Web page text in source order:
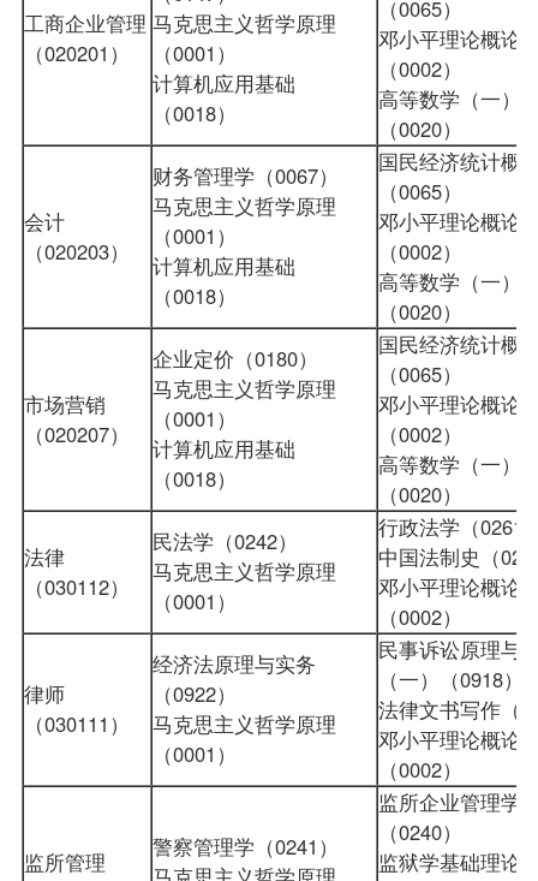
工商企业管理
（020201）
马克思主义哲学原理
（0001）
计算机应用基础
（0018）
（0065）
邓小平理论概论
（0002）
高等数学（一）
（0020）
会计
（020203）
财务管理学（0067）
马克思主义哲学原理
（0001）
计算机应用基础
（0018）
国民经济统计概
（0065）
邓小平理论概论
（0002）
高等数学（一）
（0020）
市场营销
（020207）
企业定价（0180）
马克思主义哲学原理
（0001）
计算机应用基础
（0018）
国民经济统计概
（0065）
邓小平理论概论
（0002）
高等数学（一）
（0020）
法律
（030112）
民法学（0242）
马克思主义哲学原理
（0001）
行政法学（0261
中国法制史（
邓小平理论概论
（0002）
律师
（030111）
经济法原理与实务
（0922）
马克思主义哲学原理
（0001）
民事诉讼原理与
（一）（0918）
法律文书写作（
邓小平理论概论
（0002）
监所管理
警察管理学（0241）
监所企业管理学
（0240）
监狱学基础理论